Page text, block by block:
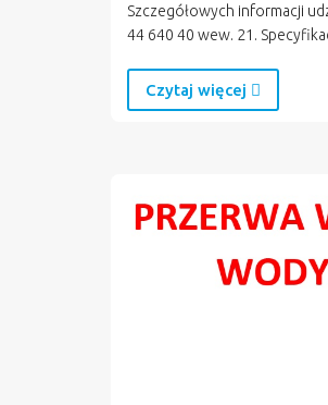
Szczegółowych informacji
44 640 40 wew. 21.
Czytaj więcej